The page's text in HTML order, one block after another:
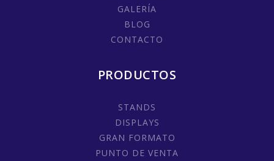
GALERÍA
BLOG
CONTACTO
PRODUCTOS
STANDS
DISPLAYS
GRAN FORMATO
PUNTO DE VENTA